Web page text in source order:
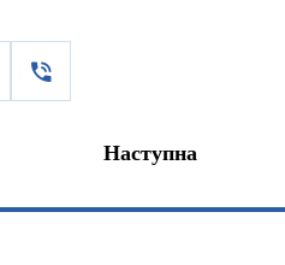
Наступна